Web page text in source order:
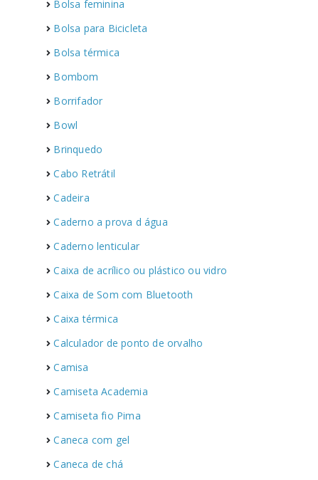
Bolsa feminina
Bolsa para Bicicleta
Bolsa térmica
Bombom
Borrifador
Bowl
Brinquedo
Cabo Retrátil
Cadeira
Caderno a prova d água
Caderno lenticular
Caixa de acrílico ou plástico ou vidro
Caixa de Som com Bluetooth
Caixa térmica
Calculador de ponto de orvalho
Camisa
Camiseta Academia
Camiseta fio Pima
Caneca com gel
Caneca de chá